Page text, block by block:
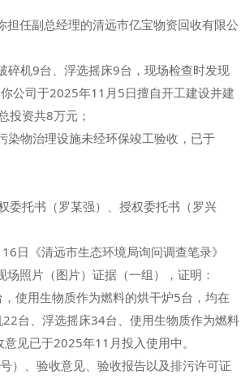
任副总经理的清远市亿宝物资回收有限公
机9台、浮选摇床9台，现场检查时发现
公司于2025年11月5日擅自开工建设并建
投资共8万元；
物治理设施未经环保竣工验收，已于
托书（罗某强）、授权委托书（罗兴
《清远市生态环境局询问调查笔录》
照片（图片）证据（一组），证明：
使用生物质作为燃料的烘干炉5台，均在
台、浮选摇床34台、使用生物质作为燃料
见已于2025年11月投入使用中。
、验收意见、验收报告以及排污许可证